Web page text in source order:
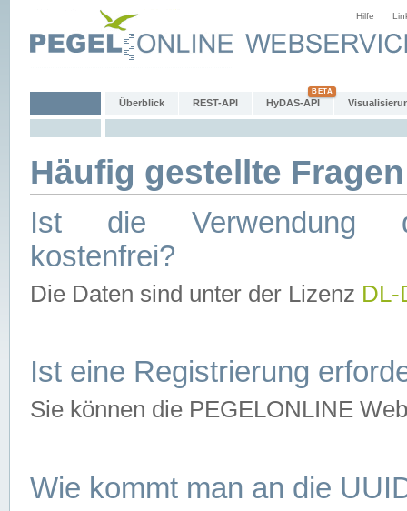
Hilfe
Überblick REST-API HyDAS-API
Häufig gestellte
Ist die Verwendung
kostenfrei?
Die Daten sind unter der Lizenz
Ist eine Registrierung
Sie können die PEGELONLINE
Wie kommt man an die